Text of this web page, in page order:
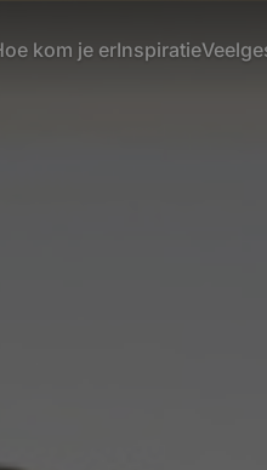
kom je erInspiratie